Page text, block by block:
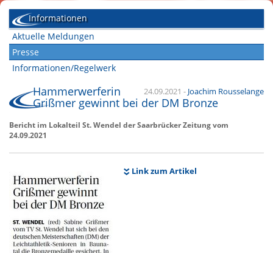
Informationen
Aktuelle Meldungen
Presse
Informationen/Regelwerk
24.09.2021 - Joachim Rousselange
Hammerwerferin
Grißmer gewinnt bei der DM Bronze
Bericht im Lokalteil St. Wendel der Saarbrücker Zeitung vom
24.09.2021
Link zum Artikel